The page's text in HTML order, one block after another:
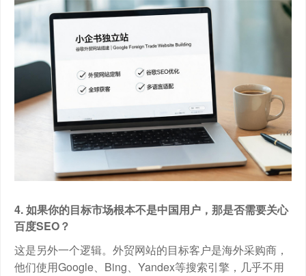
4. 如果你的目标市场根本不是中国用户，那是否需要关心
百度SEO？
这是另外一个逻辑。外贸网站的目标客户是海外采购商，
他们使用Google、Bing、Yandex等搜索引擎，几乎不用